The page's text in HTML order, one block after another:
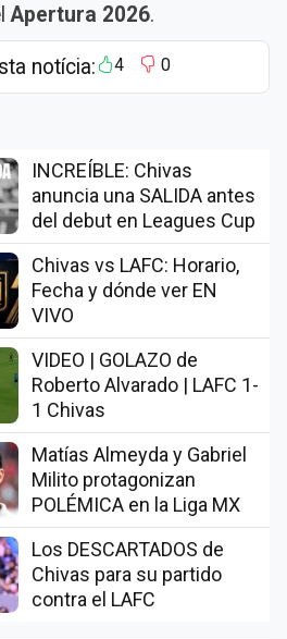
Apertura 2026.
notícia: 4 0
INCREÍBLE: Chivas
anuncia una SALIDA antes
del debut en Leagues Cup
Chivas vs LAFC: Horario,
Fecha y dónde ver EN
VIVO
VIDEO | GOLAZO de
Roberto Alvarado | LAFC 1-
1 Chivas
Matías Almeyda y Gabriel
Milito protagonizan
POLÉMICA en la Liga MX
Los DESCARTADOS de
Chivas para su partido
contra el LAFC